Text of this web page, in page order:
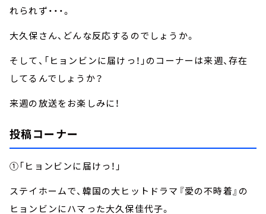
れられず・・・。
大久保さん、どんな反応するのでしょうか。
そして、「ヒョンビンに届けっ！」のコーナーは来週、存在
してるんでしょうか？
来週の放送をお楽しみに！
投稿コーナー
①「ヒョンビンに届けっ！」
ステイホームで、韓国の大ヒットドラマ『愛の不時着』の
ヒョンビンにハマった大久保佳代子。